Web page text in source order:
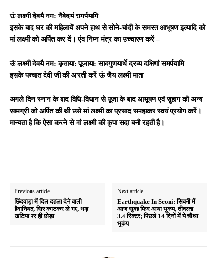
ऊं लक्ष्‍मी देवयै नम: नैवेदयं समर्पयामि
इसके बाद घर की महिलायें अपने हाथ से सोने-चांदी के समस्त आभूषण इत्यादि को
मां लक्ष्मी को अर्पित कर दें। एंव निम्‍न मंत्र का उच्‍चारण करें –
ऊं लक्ष्‍मी देवयै नम: कृताया: पूजाया: सादगुणयार्थे द्रव्‍य दक्षिणां समर्पयामि
इसके पश्‍चात देवी जी की आरती करें ऊं जैय लक्ष्‍मी माता
अगले दिन स्नान के बाद विधि-विधान से पूजा के बाद आभूषण एवं सुहाग की अन्य
सामग्री जो अर्पित की थी उसे मां लक्ष्मी का प्रसाद समझकर स्वयं प्रयोग करें।
मान्यता है कि ऐसा करने से मां लक्ष्मी की कृपा सदा बनी रहती है।
Previous article
छिंदवाड़ा में दिल दहला देने वाली
हैवानियत, सिर काटकर ले गए, धड़
खटिया पर ही छोड़ा
Next article
Earthquake In Seoni: सिवनी में
आज सुबह फिर आया भूकंप, तीव्रता
3.4 रिक्टर; पिछले 14 दिनों में ये चौथा
भूकंप